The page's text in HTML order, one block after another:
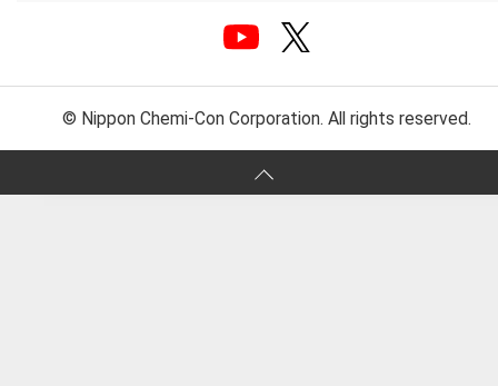
© Nippon Chemi-Con Corporation. All rights reserved.